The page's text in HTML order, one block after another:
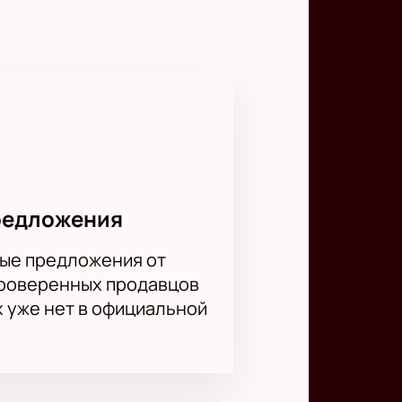
Купить билеты на нашем
и получите заряд
предложения от
продавцов
нет в официальной